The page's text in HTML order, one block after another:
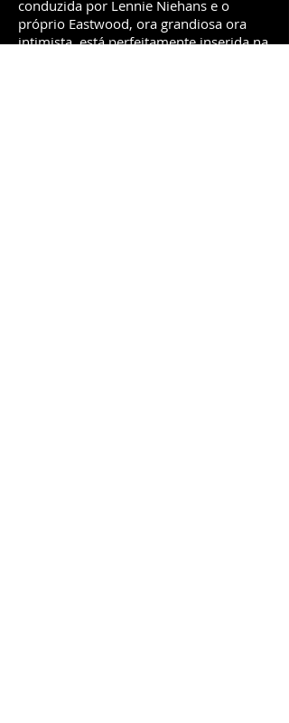
conduzida por Lennie Niehans e o
próprio Eastwood, ora grandiosa ora
intimista, está perfeitamente inserida na